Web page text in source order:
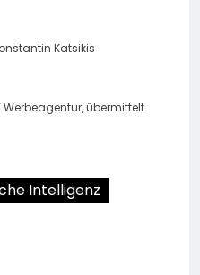
Katsikis
Werbeagentur, übermittelt
Intelligenz